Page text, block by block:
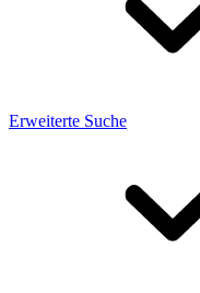
Erweiterte Suche